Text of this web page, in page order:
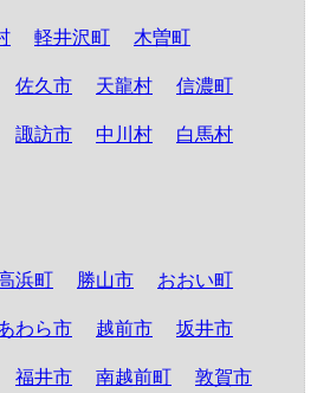
軽井沢町 木曽町
佐久市 天龍村 信濃町
諏訪市 中川村 白馬村
浜町 勝山市 おおい町
わら市 越前市 坂井市
福井市 南越前町 敦賀市